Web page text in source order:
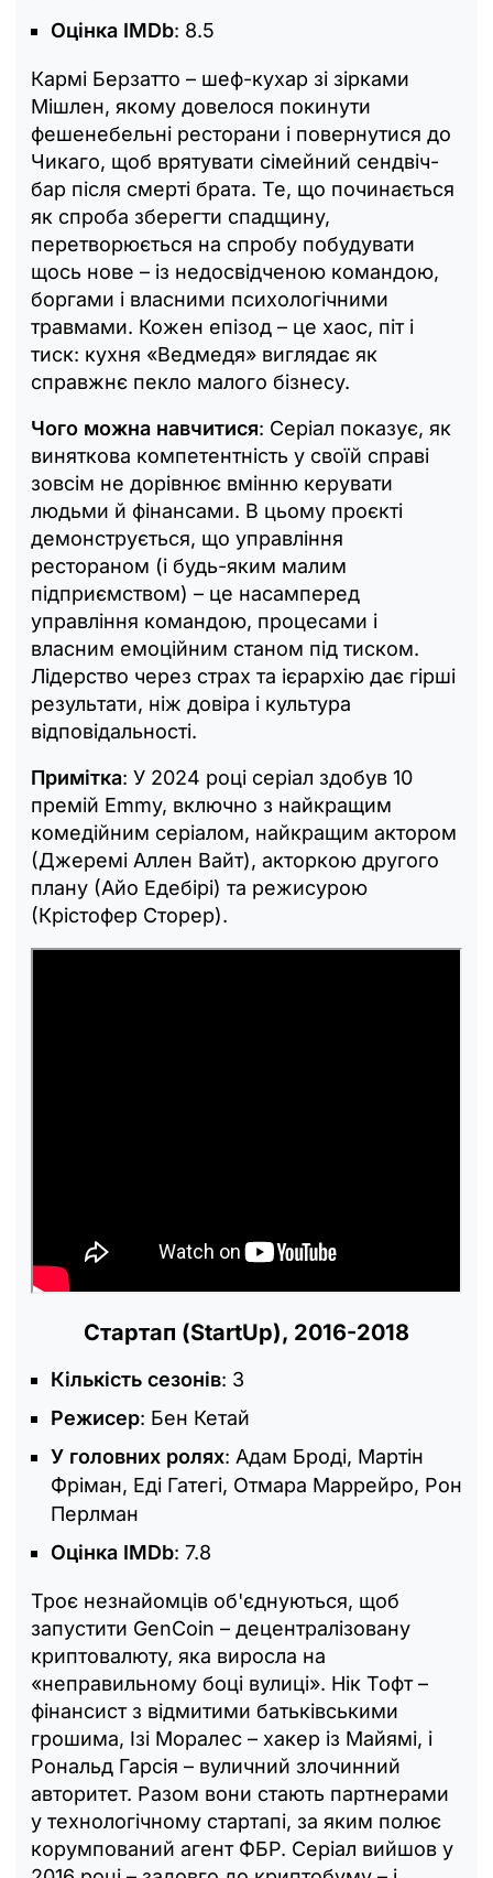
Оцінка IMDb: 8.5
Кармі Берзатто – шеф-кухар зі зірками
Мішлен, якому довелося покинути
фешенебельні ресторани і повернутися до
Чикаго, щоб врятувати сімейний сендвіч-
бар після смерті брата. Те, що починається
як спроба зберегти спадщину,
перетворюється на спробу побудувати
щось нове – із недосвідченою командою,
боргами і власними психологічними
травмами. Кожен епізод – це хаос, піт і
тиск: кухня «Ведмедя» виглядає як
справжнє пекло малого бізнесу.
Чого можна навчитися: Серіал показує, як
виняткова компетентність у своїй справі
зовсім не дорівнює вмінню керувати
людьми й фінансами. В цьому проєкті
демонструється, що управління
рестораном (і будь-яким малим
підприємством) – це насамперед
управління командою, процесами і
власним емоційним станом під тиском.
Лідерство через страх та ієрархію дає гірші
результати, ніж довіра і культура
відповідальності.
Примітка: У 2024 році серіал здобув 10
премій Emmy, включно з найкращим
комедійним серіалом, найкращим актором
(Джеремі Аллен Вайт), акторкою другого
плану (Айо Едебірі) та режисурою
(Крістофер Сторер).
Стартап (StartUp), 2016-2018
Кількість сезонів: 3
Режисер: Бен Кетай
У головних ролях: Адам Броді, Мартін
Фріман, Еді Гатегі, Отмара Маррейро, Рон
Перлман
Оцінка IMDb: 7.8
Троє незнайомців об'єднуються, щоб
запустити GenCoin – децентралізовану
криптовалюту, яка виросла на
«неправильному боці вулиці». Нік Тофт –
фінансист з відмитими батьківськими
грошима, Ізі Моралес – хакер із Майямі, і
Рональд Гарсія – вуличний злочинний
авторитет. Разом вони стають партнерами
у технологічному стартапі, за яким полює
корумпований агент ФБР. Серіал вийшов у